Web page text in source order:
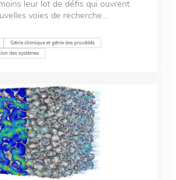
leur lot de défis qui ouvrent
voies de recherche...
Génie chimique et génie des procédés
des systèmes